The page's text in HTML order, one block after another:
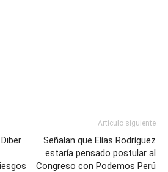
Artículo siguiente
Señalan que Elías Rodríguez
estaría pensado postular al
Congreso con Podemos Perú